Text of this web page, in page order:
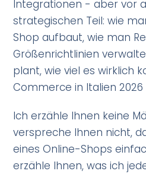
Integrationen - aber vor
strategischen Teil: wie
Shop aufbaut, wie man
Größenrichtlinien
plant, wie viel es wirklich
Commerce in Italien
Ich erzähle Ihnen keine
verspreche Ihnen nicht,
eines Online-Shops
erzähle Ihnen, was ich